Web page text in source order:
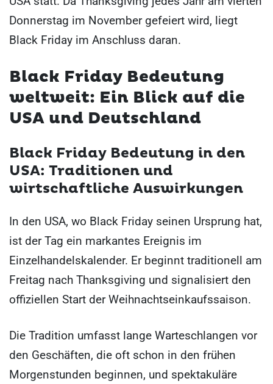
Donnerstag im November gefeiert wird, liegt
Black Friday im Anschluss daran.
Black Friday Bedeutung
weltweit: Ein Blick auf die
USA und Deutschland
Black Friday Bedeutung in den
USA: Traditionen und
wirtschaftliche Auswirkungen
In den USA, wo Black Friday seinen Ursprung hat,
ist der Tag ein markantes Ereignis im
Einzelhandelskalender. Er beginnt traditionell am
Freitag nach Thanksgiving und signalisiert den
offiziellen Start der Weihnachtseinkaufssaison.
Die Tradition umfasst lange Warteschlangen vor
den Geschäften, die oft schon in den frühen
Morgenstunden beginnen, und spektakuläre